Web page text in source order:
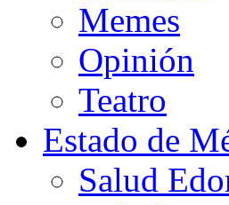
Memes
Opinión
Teatro
Estado de
Salud